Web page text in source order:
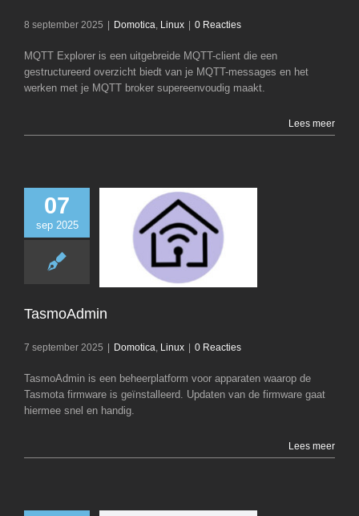
8 september 2025 Domotica, Linux 0 Reacties
MQTT Explorer is een uitgebreide MQTT-client die een
gestructureerd overzicht biedt van je MQTT-messages en het
werken met je MQTT broker supereenvoudig maakt.
Lees meer
07
sep 2025
TasmoAdmin
7 september 2025 Domotica, Linux 0 Reacties
TasmoAdmin is een beheerplatform voor apparaten waarop de
Tasmota firmware is geïnstalleerd. Updaten van de firmware gaat
hiermee snel en handig.
Lees meer